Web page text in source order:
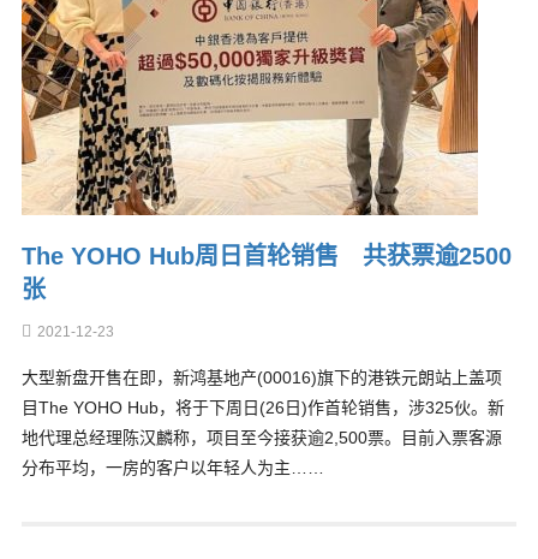
The YOHO Hub周日首轮销售 共获票逾2500
张
2021-12-23
大型新盘开售在即，新鸿基地产(00016)旗下的港铁元朗站上盖项
目The YOHO Hub，将于下周日(26日)作首轮销售，涉325伙。新
地代理总经理陈汉麟称，项目至今接获逾2,500票。目前入票客源
分布平均，一房的客户以年轻人为主……